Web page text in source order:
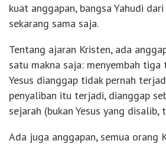
kuat anggapan, bangsa Yahudi
sekarang sama saja.
Tentang ajaran Kristen, ada
satu makna saja: menyembah tiga
Yesus dianggap tidak pernah
penyaliban itu terjadi, dianggap
sejarah (bukan Yesus yang
Ada juga anggapan, semua orang